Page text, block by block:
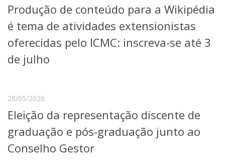
Produção de conteúdo para a Wikipédia
é tema de atividades extensionistas
oferecidas pelo ICMC: inscreva-se até 3
de julho
28/05/2026
Eleição da representação discente de
graduação e pós-graduação junto ao
Conselho Gestor